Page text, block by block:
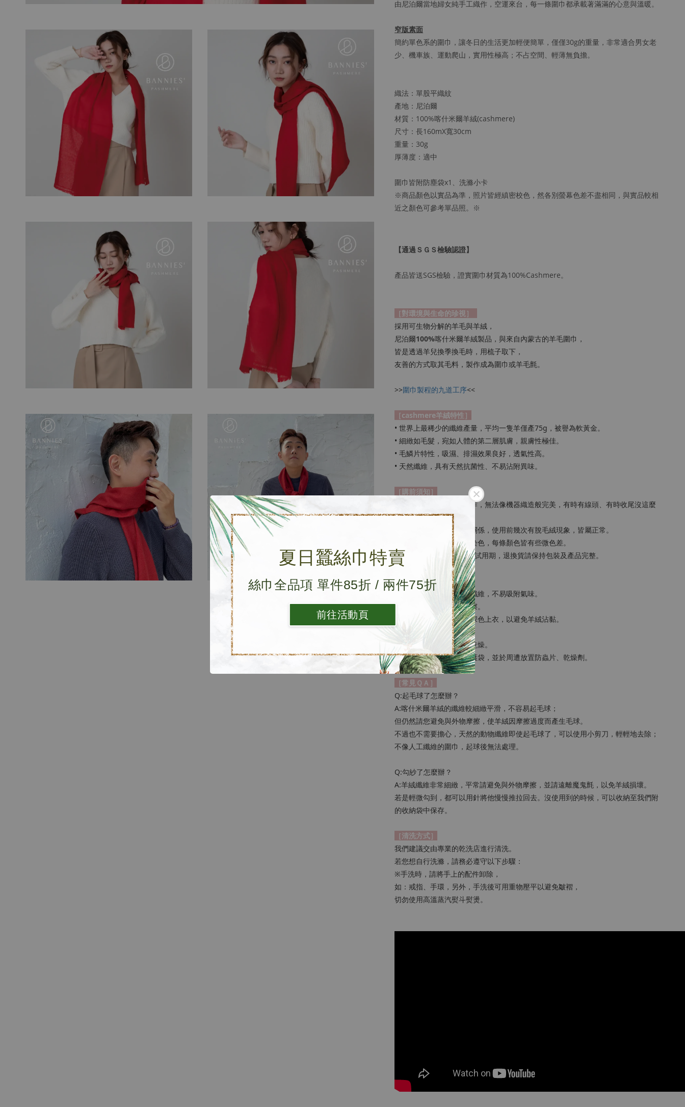
夏日蠶絲巾特賣
絲巾全品項 單件85折 / 兩件75折
前往活動頁
由尼泊爾當地婦女純手工織作，空運來台，每一條圍巾都承載著滿滿的心意與溫暖。
窄版素面
簡約單色系的圍巾，讓冬日的生活更加輕便簡單，僅僅30g的重量，非常適合男女老
少、機車族、運動爬山，實用性極高；不占空間、輕薄無負擔。
織法：單股平織紋
產地：尼泊爾
材質：100%喀什米爾羊絨(cashmere)
尺寸：長160mX寬30cm
重量：30g
厚薄度：適中
圍巾皆附防塵袋x1、洗滌小卡
※商品顏色以實品為準，照片皆經縝密校色，然各別螢幕色差不盡相同，與實品較相
近之顏色可參考單品照。※
【通過ＳＧＳ檢驗認證】
產品皆送SGS檢驗，證實圍巾材質為100%Cashmere。
［對環境與生命的珍視］
採用可生物分解的羊毛與羊絨，
尼泊爾100%喀什米爾羊絨製品，與來自內蒙古的羊毛圍巾，
皆是透過羊兒換季換毛時，用梳子取下，
友善的方式取其毛料，製作成為圍巾或羊毛氈。
>>圍巾製程的九道工序<<
［cashmere羊絨特性］
• 世界上最稀少的纖維產量，平均一隻羊僅產75g，被譽為軟黃金。
• 細緻如毛髮，宛如人體的第二層肌膚，親膚性極佳。
• 毛鱗片特性，吸濕、排濕效果良好，透氣性高。
• 天然纖維，具有天然抗菌性、不易沾附異味。
［購前須知］
• 羊絨圍巾皆為純手工製作，無法像機器織造般完美，有時有線頭、有時收尾沒這麼
工整，皆屬正常現象。
• 羊絨圍巾因織線極細的關係，使用前幾次有脫毛絨現象，皆屬正常。
• 每條圍巾皆為個別手工染色，每條顏色皆有些微色差。
• 網路鑑賞期7天，但並非試用期，退換貨請保持包裝及產品完整。
［保存方法］
• 建議乾洗，羊絨為動物纖維，不易吸附氣味。
• 避免不必要的外來物摩擦。
• 使用前期，應避免搭配深色上衣，以避免羊絨沾黏。
• 請遠離魔鬼氈。
• 平時可平鋪通風，保持乾燥。
• 換季時，請收入收納保護袋，並於周遭放置防蟲片、乾燥劑。
［常見ＱＡ］
Q:起毛球了怎麼辦？
A:喀什米爾羊絨的纖維較細緻平滑，不容易起毛球；
但仍然請您避免與外物摩擦，使羊絨因摩擦過度而產生毛球。
不過也不需要擔心，天然的動物纖維即使起毛球了，可以使用小剪刀，輕輕地去除；
不像人工纖維的圍巾，起球後無法處理。
Q:勾紗了怎麼辦？
A:羊絨纖維非常細緻，平常請避免與外物摩擦，並請遠離魔鬼氈，以免羊絨損壞。
若是輕微勾到，都可以用針將他慢慢推拉回去。沒使用到的時候，可以收納至我們附
的收納袋中保存。
［清洗方式］
我們建議交由專業的乾洗店進行清洗。
若您想自行洗滌，請務必遵守以下步驟：
※手洗時，請將手上的配件卸除，
如：戒指、手環，另外，手洗後可用重物壓平以避免皺褶，
切勿使用高溫蒸汽熨斗熨燙。